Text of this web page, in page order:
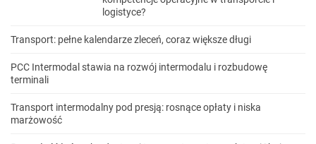
logistyce?
Transport: pełne kalendarze zleceń, coraz większe długi
PCC Intermodal stawia na rozwój intermodalu i rozbudowę
terminali
Transport intermodalny pod presją: rosnące opłaty i niska
marżowość